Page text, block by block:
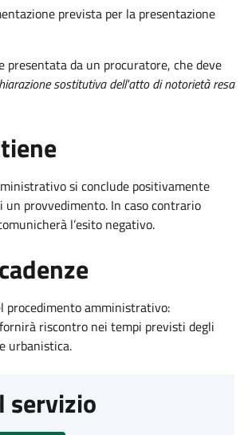
prevista per la presentazione
presentata da un procuratore, che deve
sostitutiva dell'atto di notorietà resa
si conclude positivamente
un provvedimento. In caso contrario
l’esito negativo.
procedimento amministrativo:
riscontro nei tempi previsti degli
urbanistica.
servizio